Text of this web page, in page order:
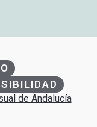
de Andalucía